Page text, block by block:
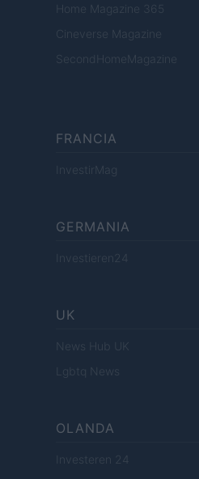
Home Magazine 365
Cineverse Magazine
SecondHomeMagazine
FRANCIA
InvestirMag
GERMANIA
Investieren24
UK
News Hub UK
Lgbtq News
OLANDA
Investeren 24